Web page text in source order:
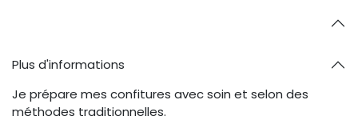
Plus d'informations
Je prépare mes confitures avec soin et selon des
méthodes traditionnelles.